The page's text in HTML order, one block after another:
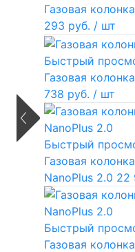
Газовая
293 руб. / шт
Быстрый
Газовая
738 руб. / шт
Быстрый
Газовая
NanoPlus 2.0 22
Быстрый
Газовая